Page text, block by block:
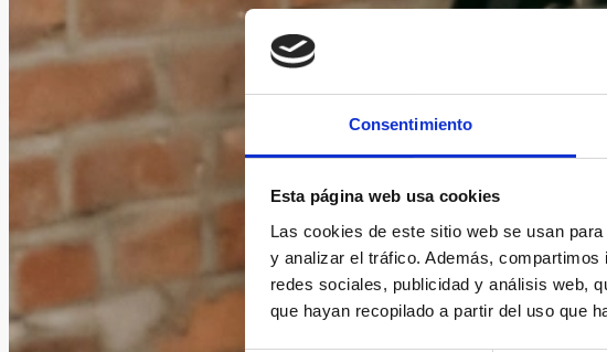
Consentimiento
Esta página web usa cookies
Las cookies de este sitio web se usan
y analizar el tráfico. Además,
redes sociales, publicidad y análisis web,
que hayan recopilado a partir del uso que